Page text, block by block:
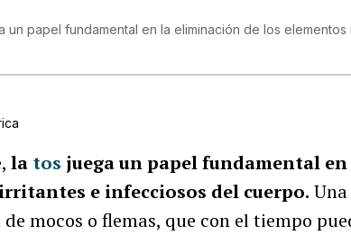
papel fundamental en la eliminación de los elementos
la tos juega un papel fundamental
e infecciosos del cuerpo.
mocos o flemas, que con el tiempo